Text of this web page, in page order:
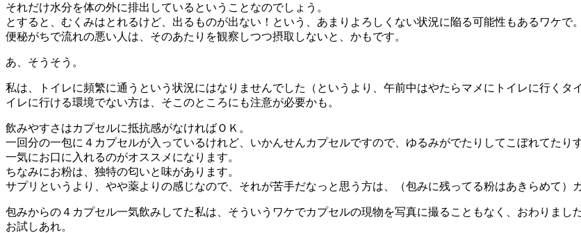
それだけ水分を体の外に排出しているということなのでしょう。
とすると、むくみはとれるけど、出るものが出ない！という、あまりよろしくない状況に陥る可能性もあるワケで。
便秘がちで流れの悪い人は、そのあたりを観察しつつ摂取しないと、かもです。
あ、そうそう。
私は、トイレに頻繁に通うという状況にはなりませんでした（というより、午前中はやたらマメにトイレに行く
イレに行ける環境でない方は、そこのところにも注意が必要かも。
飲みやすさはカプセルに抵抗感がなければＯＫ。
一回分の一包に４カプセルが入っているけれど、いかんせんカプセルですので、ゆるみがでたりしてこぼれてた
一気にお口に入れるのがオススメになります。
ちなみにお粉は、独特の匂いと味があります。
サプリというより、やや薬よりの感じなので、それが苦手だなっと思う方は、（包みに残ってる粉はあきらめて）
包みからの４カプセル一気飲みしてた私は、そういうワケでカプセルの現物を写真に撮ることもなく、おわりま
お試しあれ。